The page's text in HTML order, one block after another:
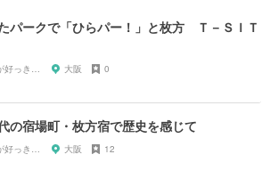
パークで「ひらパー！」と枚方 Ｔ－ＳＩＴ
関西が好っきゃねん 大阪 0
の宿場町・枚方宿で歴史を感じて
関西が好っきゃねん 大阪 12